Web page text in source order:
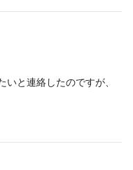
と連絡したのですが、